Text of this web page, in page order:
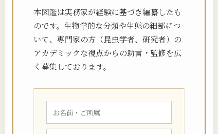
本図鑑は実務家が経験に基づき編纂したも
のです。生物学的な分類や生態の細部につ
いて、専門家の方（昆虫学者、研究者）の
アカデミックな視点からの助言・監修を広
く募集しております。